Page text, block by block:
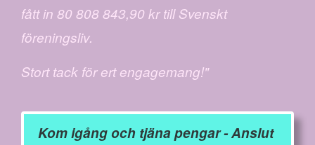
fått in 80 808 843,90 kr till Svenskt
föreningsliv.
Stort tack för ert engagemang!"
Kom igång och tjäna pengar - Anslut